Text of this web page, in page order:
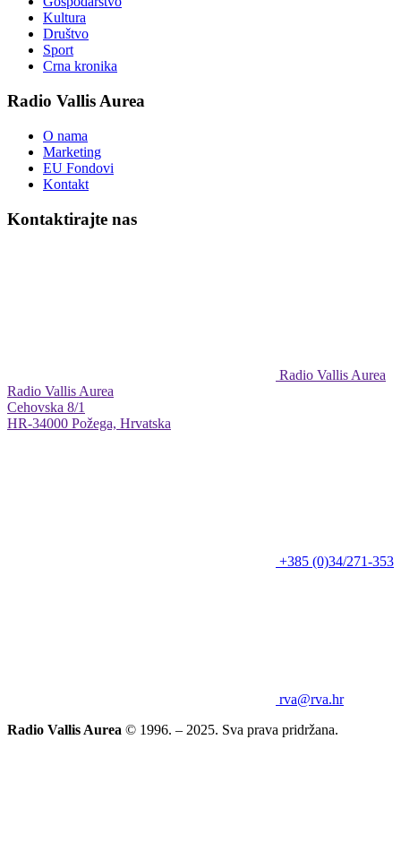
Kultura
Društvo
Sport
Crna kronika
Radio Vallis Aurea
O nama
Marketing
EU Fondovi
Kontakt
Kontaktirajte nas
Radio Vallis Aurea
Radio Vallis Aurea
Cehovska 8/1
HR-34000 Požega, Hrvatska
+385 (0)34/271-353
rva@rva.hr
Radio Vallis Aurea © 1996. – 2025. Sva prava pridržana.